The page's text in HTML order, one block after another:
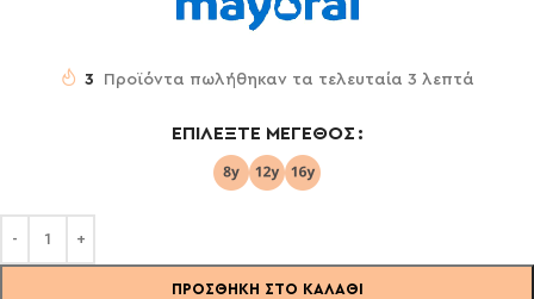
3 Προϊόντα πωλήθηκαν τα τελευταία 3 λεπτά
ΕΠΙΛΈΞΤΕ ΜΈΓΕΘΟΣ
ΠΡΟΣΘΉΚΗ ΣΤΟ ΚΑΛΆΘΙ